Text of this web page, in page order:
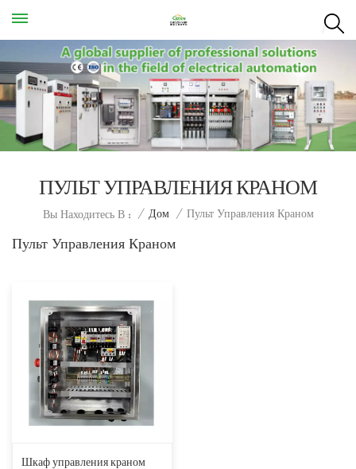
ПУЛЬТ УПРАВЛЕНИЯ КРАНОМ
Вы Находитесь В : / Дом / Пульт Управления Краном
Пульт Управления Краном
Шкаф управления краном